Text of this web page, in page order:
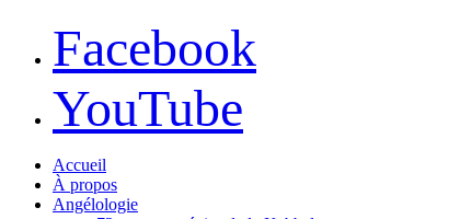
Facebook
YouTube
Accueil
À propos
Angélologie